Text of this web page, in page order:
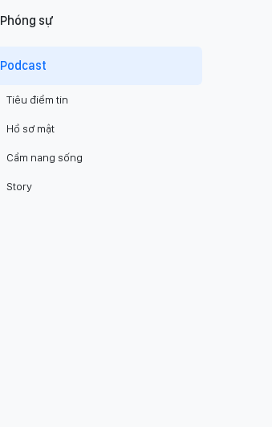
Phóng sự
Podcast
Tiêu điểm tin
Hồ sơ mật
Cẩm nang sống
Story